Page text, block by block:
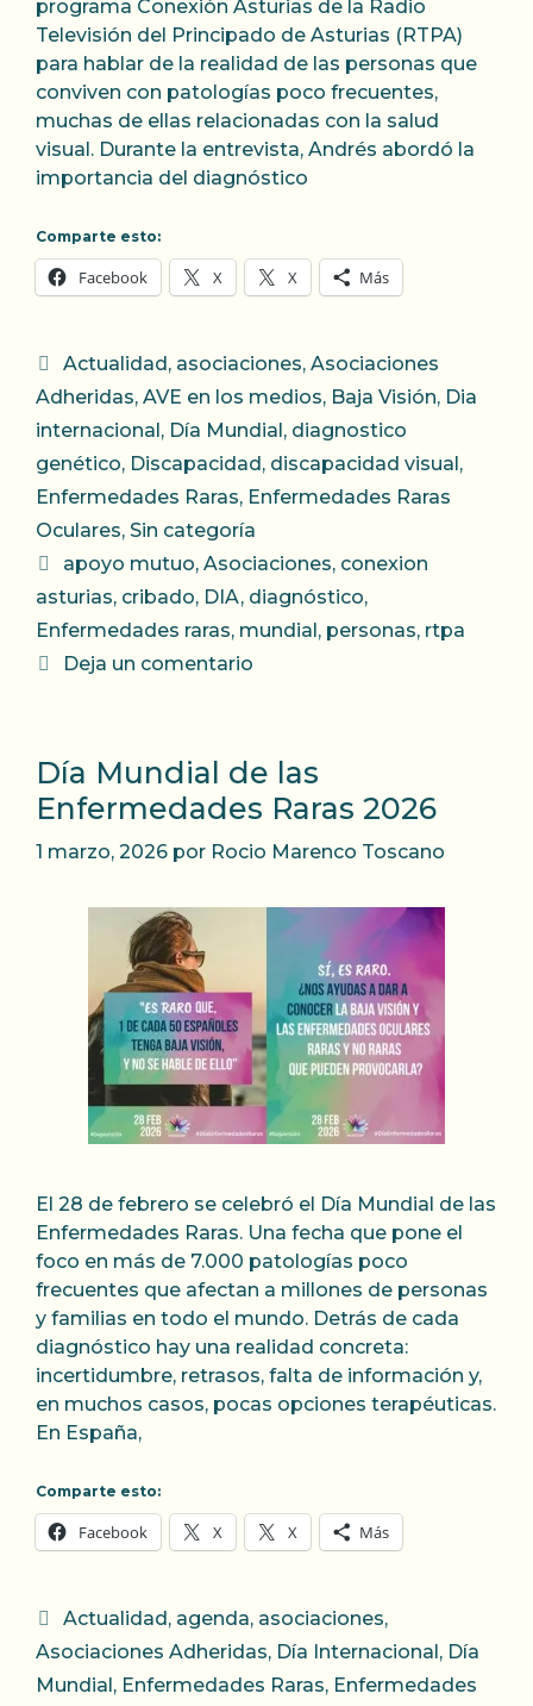
programa Conexión Asturias de la Radio
Televisión del Principado de Asturias (RTPA)
para hablar de la realidad de las personas que
conviven con patologías poco frecuentes,
muchas de ellas relacionadas con la salud
visual. Durante la entrevista, Andrés abordó la
importancia del diagnóstico
Comparte esto:
Facebook X X Más
Categorías
Actualidad , asociaciones, Asociaciones
Adheridas, AVE en los medios, Baja Visión, Dia
internacional , Día Mundial , diagnostico
genético, Discapacidad , discapacidad visual ,
Enfermedades Raras, Enfermedades Raras
Oculares, Sin categoría
Etiquetas
apoyo mutuo, Asociaciones, conexion
asturias, cribado, DIA, diagnóstico,
Enfermedades raras, mundial , personas, rtpa
Deja un comentario
Día Mundial de las
Enfermedades Raras 2026
1 marzo, 2026 por Rocio Marenco Toscano
El 28 de febrero se celebró el Día Mundial de las
Enfermedades Raras. Una fecha que pone el
foco en más de 7.000 patologías poco
frecuentes que afectan a millones de personas
y familias en todo el mundo. Detrás de cada
diagnóstico hay una realidad concreta:
incertidumbre, retrasos, falta de información y,
en muchos casos, pocas opciones terapéuticas.
En España,
Comparte esto:
Facebook X X Más
Categorías
Actualidad , agenda, asociaciones,
Asociaciones Adheridas, Día Internacional , Día
Mundial , Enfermedades Raras, Enfermedades